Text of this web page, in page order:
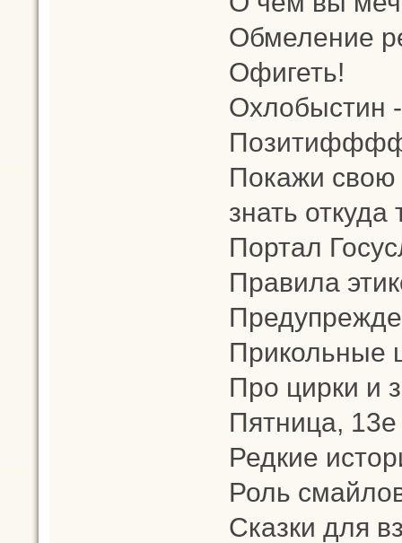
Обмеление
Офигеть!
Охлобыстин
Покажи
знать откуда
Портал
Правила
Прикольные
Про цирки и
Пятница, 13е
Редкие
Роль
Сказки для